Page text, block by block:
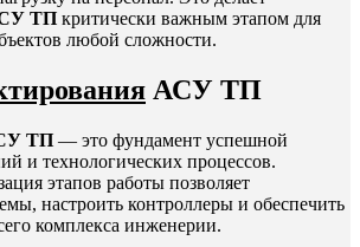
ТП критически важным этапом для
любой сложности.
АСУ ТП
ТП — это фундамент успешной
и технологических процессов.
этапов работы позволяет
настроить контроллеры и обеспечить
комплекса инженерии.